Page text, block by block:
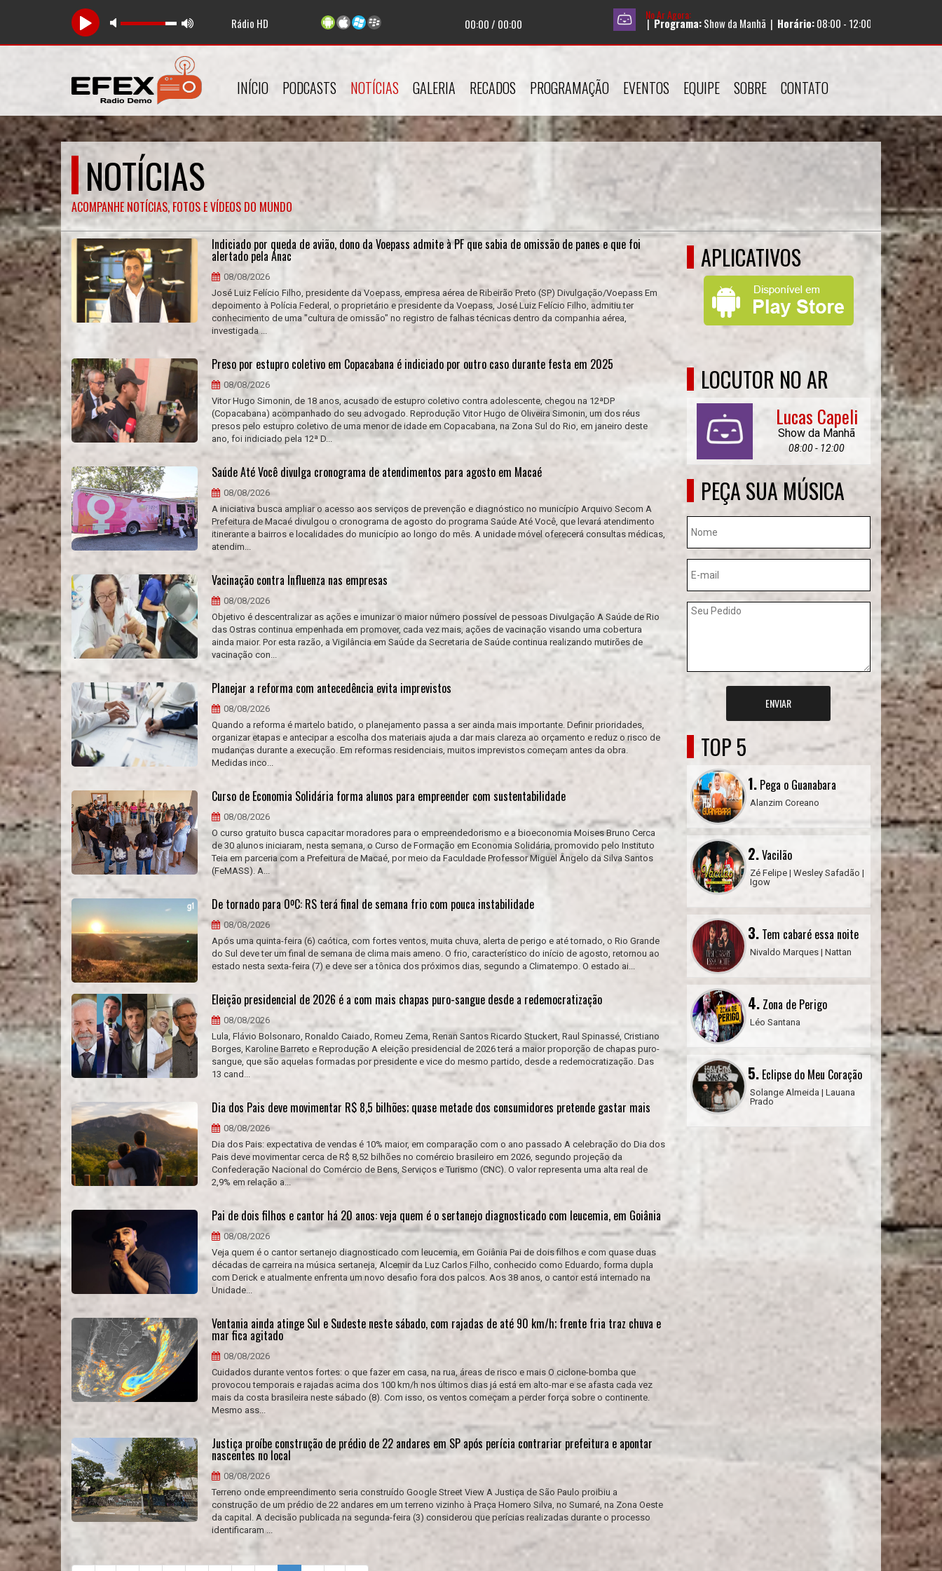
Rádio HD 00:00/ 00:00
No Ar Agora:
Tocando agora:... | Lucas Capeli | Show da Manhã | Horário:08:00 - 12:00
INÍCIO PODCASTS NOTÍCIAS GALERIA RECADOS PROGRAMAÇÃO EVENTOS EQUIPE SOBRE CONTATO
NOTÍCIAS
ACOMPANHE NOTÍCIAS, FOTOS E VÍDEOS DO MUNDO
Indiciado por queda de avião, dono da Voepass admite à PF que sabia de omissão de panes e que foi
alertado pela Anac
08/08/2026
José Luiz Felício Filho, presidente da Voepass, empresa aérea de Ribeirão Preto (SP) Divulgação/Voepass Em
depoimento à Polícia Federal, o proprietário e presidente da Voepass, José Luiz Felício Filho, admitiu ter
conhecimento de uma "cultura de omissão" no registro de falhas técnicas dentro da companhia aérea,
investigada ...
Preso por estupro coletivo em Copacabana é indiciado por outro caso durante festa em 2025
08/08/2026
Vitor Hugo Simonin, de 18 anos, acusado de estupro coletivo contra adolescente, chegou na 12ªDP
(Copacabana) acompanhado do seu advogado. Reprodução Vitor Hugo de Oliveira Simonin, um dos réus
presos pelo estupro coletivo de uma menor de idade em Copacabana, na Zona Sul do Rio, em janeiro deste
ano, foi indiciado pela 12ª D...
Saúde Até Você divulga cronograma de atendimentos para agosto em Macaé
08/08/2026
A iniciativa busca ampliar o acesso aos serviços de prevenção e diagnóstico no município Arquivo Secom A
Prefeitura de Macaé divulgou o cronograma de agosto do programa Saúde Até Você, que levará atendimento
itinerante a bairros e localidades do município ao longo do mês. A unidade móvel oferecerá consultas médicas,
atendim...
Vacinação contra Influenza nas empresas
08/08/2026
Objetivo é descentralizar as ações e imunizar o maior número possível de pessoas Divulgação A Saúde de Rio
das Ostras continua empenhada em promover, cada vez mais, ações de vacinação visando uma cobertura
ainda maior. Por esta razão, a Vigilância em Saúde da Secretaria de Saúde continua realizando mutirões de
vacinação con...
Planejar a reforma com antecedência evita imprevistos
08/08/2026
Quando a reforma é martelo batido, o planejamento passa a ser ainda mais importante. Definir prioridades,
organizar etapas e antecipar a escolha dos materiais ajuda a dar mais clareza ao orçamento e reduz o risco de
mudanças durante a execução. Em reformas residenciais, muitos imprevistos começam antes da obra.
Medidas inco...
Curso de Economia Solidária forma alunos para empreender com sustentabilidade
08/08/2026
O curso gratuito busca capacitar moradores para o empreendedorismo e a bioeconomia Moises Bruno Cerca
de 30 alunos iniciaram, nesta semana, o Curso de Formação em Economia Solidária, promovido pelo Instituto
Teia em parceria com a Prefeitura de Macaé, por meio da Faculdade Professor Miguel Ângelo da Silva Santos
(FeMASS). A...
De tornado para 0ºC: RS terá final de semana frio com pouca instabilidade
08/08/2026
Após uma quinta-feira (6) caótica, com fortes ventos, muita chuva, alerta de perigo e até tornado, o Rio Grande
do Sul deve ter um final de semana de clima mais ameno. O frio, característico do início de agosto, retornou ao
estado nesta sexta-feira (7) e deve ser a tônica dos próximos dias, segundo a Climatempo. O estado ai...
Eleição presidencial de 2026 é a com mais chapas puro-sangue desde a redemocratização
08/08/2026
Lula, Flávio Bolsonaro, Ronaldo Caiado, Romeu Zema, Renan Santos Ricardo Stuckert, Raul Spinassé, Cristiano
Borges, Karoline Barreto e Reprodução A eleição presidencial de 2026 terá a maior proporção de chapas puro-
sangue, que são aquelas formadas por presidente e vice do mesmo partido, desde a redemocratização. Das
13 cand...
Dia dos Pais deve movimentar R$ 8,5 bilhões; quase metade dos consumidores pretende gastar mais
08/08/2026
Dia dos Pais: expectativa de vendas é 10% maior, em comparação com o ano passado A celebração do Dia dos
Pais deve movimentar cerca de R$ 8,52 bilhões no comércio brasileiro em 2026, segundo projeção da
Confederação Nacional do Comércio de Bens, Serviços e Turismo (CNC). O valor representa uma alta real de
2,9% em relação a...
Pai de dois filhos e cantor há 20 anos: veja quem é o sertanejo diagnosticado com leucemia, em Goiânia
08/08/2026
Veja quem é o cantor sertanejo diagnosticado com leucemia, em Goiânia Pai de dois filhos e com quase duas
décadas de carreira na música sertaneja, Alcemir da Luz Carlos Filho, conhecido como Eduardo, forma dupla
com Derick e atualmente enfrenta um novo desafio fora dos palcos. Aos 38 anos, o cantor está internado na
Unidade...
Ventania ainda atinge Sul e Sudeste neste sábado, com rajadas de até 90 km/h; frente fria traz chuva e
mar fica agitado
08/08/2026
Cuidados durante ventos fortes: o que fazer em casa, na rua, áreas de risco e mais O ciclone-bomba que
provocou temporais e rajadas acima dos 100 km/h nos últimos dias já está em alto-mar e se afasta cada vez
mais da costa brasileira neste sábado (8). Com isso, os ventos começam a perder força sobre o continente.
Mesmo ass...
Justiça proíbe construção de prédio de 22 andares em SP após perícia contrariar prefeitura e apontar
nascentes no local
08/08/2026
Terreno onde empreendimento seria construído Google Street View A Justiça de São Paulo proibiu a
construção de um prédio de 22 andares em um terreno vizinho à Praça Homero Silva, no Sumaré, na Zona Oeste
da capital. A decisão publicada na segunda-feira (3) considerou que perícias realizadas durante o processo
identificaram ...
APLICATIVOS
LOCUTOR NO AR
Lucas Capeli
Show da Manhã
08:00 - 12:00
PEÇA SUA MÚSICA
ENVIAR
TOP 5
1.Pega o Guanabara
Alanzim Coreano
2.Vacilão
Zé Felipe | Wesley Safadão |
Igow
3.Tem cabaré essa noite
Nivaldo Marques | Nattan
4.Zona de Perigo
Léo Santana
5.Eclipse do Meu Coração
Solange Almeida | Lauana
Prado